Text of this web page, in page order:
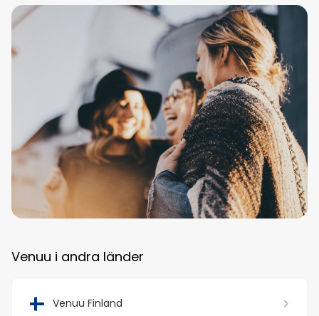
Venuu i andra länder
Venuu Finland